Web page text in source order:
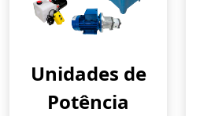
Unidades de
Potência